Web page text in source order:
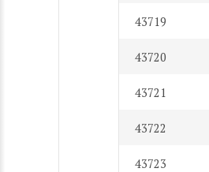
43719
43720
43721
43722
43723